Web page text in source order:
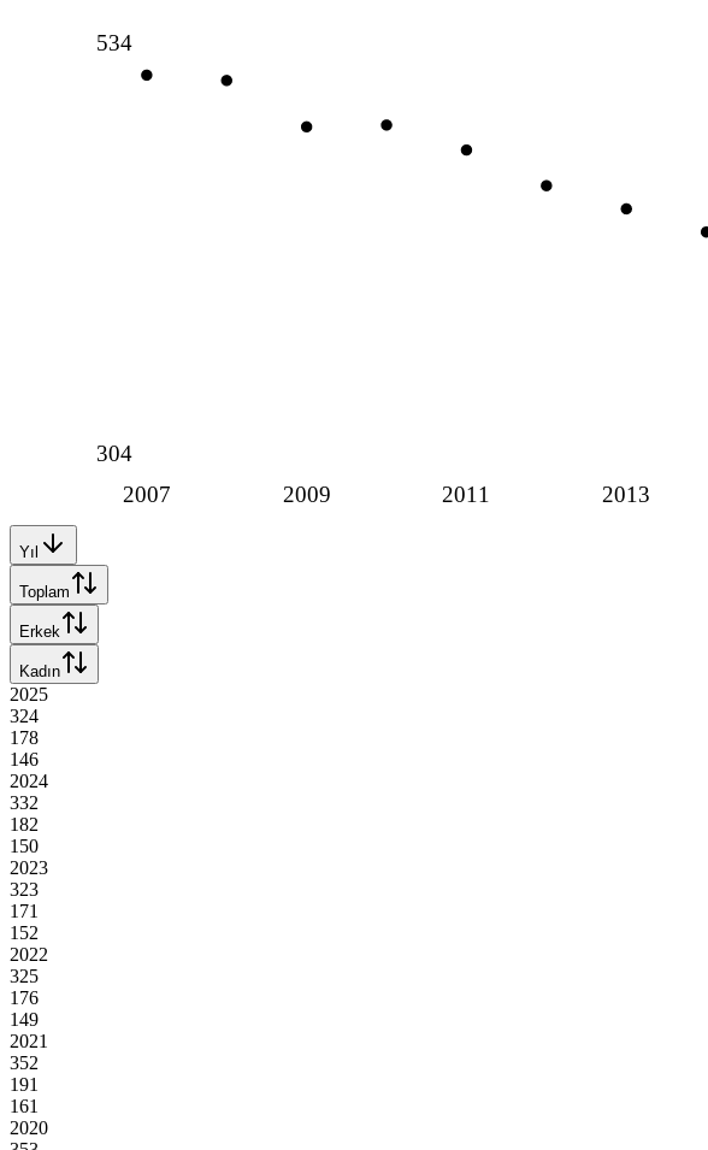
2007 2009 2011 2013
534
304
Yıl
Toplam
Erkek
Kadın
2025
324
178
146
2024
332
182
150
2023
323
171
152
2022
325
176
149
2021
352
191
161
2020